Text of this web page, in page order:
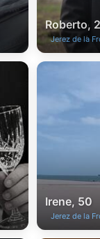
Roberto,
Jerez de la
Irene, 50
Jerez de la